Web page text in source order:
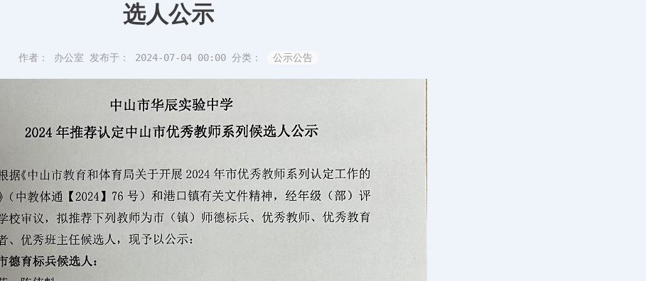
选人公示
作者： 办公室 发布于： 2024-07-04 00:00 分类： 公示公告